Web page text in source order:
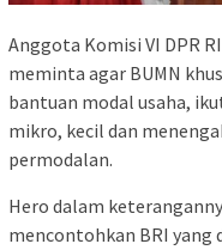
Anggota Komisi VI DPR
meminta agar BUMN
bantuan modal usaha,
mikro, kecil dan
permodalan.
Hero dalam
mencontohkan BRI yang